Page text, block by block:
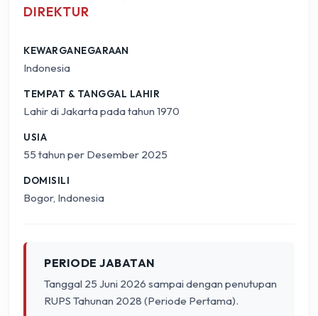
DIREKTUR
KEWARGANEGARAAN
Indonesia
TEMPAT & TANGGAL LAHIR
Lahir di Jakarta pada tahun 1970
USIA
55 tahun per Desember 2025
DOMISILI
Bogor, Indonesia
PERIODE JABATAN
Tanggal 25 Juni 2026 sampai dengan penutupan
RUPS Tahunan 2028 (Periode Pertama).